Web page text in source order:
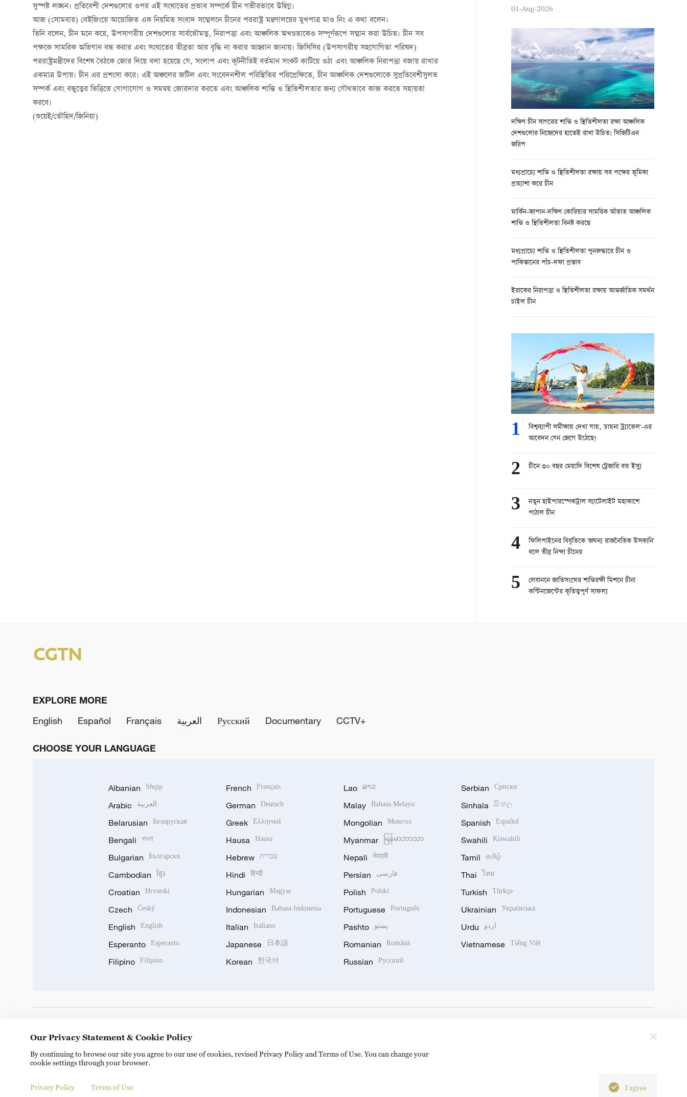
সুস্পষ্ট লঙ্ঘন। প্রতিবেশী দেশগুলোর ওপর এই সংঘাতের প্রভাব সম্পর্কে চীন গভীরভাবে উদ্বিগ্ন।
আজ (সোমবার) বেইজিংয়ে আয়োজিত এক নিয়মিত সংবাদ সম্মেলনে চীনের পররাষ্ট্র মন্ত্রণালয়ের মুখপাত্র মাও নিং এ কথা বলেন।
তিনি বলেন, চীন মনে করে, উপসাগরীয় দেশগুলোর সার্বভৌমত্ব, নিরাপত্তা এবং আঞ্চলিক অখণ্ডতাকেও সম্পূর্ণরূপে সম্মান করা উচিত। চীন সব
পক্ষকে সামরিক অভিযান বন্ধ করার এবং সংঘাতের তীব্রতা আর বৃদ্ধি না করার আহ্বান জানায়। জিসিসির (উপসাগরীয় সহযোগিতা পরিষদ)
পররাষ্ট্রমন্ত্রীদের বিশেষ বৈঠকে জোর দিয়ে বলা হয়েছে যে, সংলাপ এবং কূটনীতিই বর্তমান সংকট কাটিয়ে ওঠা এবং আঞ্চলিক নিরাপত্তা বজায় রাখার
একমাত্র উপায়। চীন এর প্রশংসা করে। এই অঞ্চলের জটিল এবং সংবেদনশীল পরিস্থিতির পরিপ্রেক্ষিতে, চীন আঞ্চলিক দেশগুলোকে সুপ্রতিবেশীসুলভ
সম্পর্ক এবং বন্ধুত্বের ভিত্তিতে যোগাযোগ ও সমন্বয় জোরদার করতে এবং আঞ্চলিক শান্তি ও স্থিতিশীলতার জন্য যৌথভাবে কাজ করতে সহায়তা
করবে।
(শুয়েই/তৌহিদ/জিনিয়া)
01-Aug-2026
দক্ষিণ চীন সাগরের শান্তি ও স্থিতিশীলতা রক্ষা আঞ্চলিক
দেশগুলোর নিজেদের হাতেই রাখা উচিত: সিজিটিএন
জরিপ
মধ্যপ্রাচ্যে শান্তি ও স্থিতিশীলতা রক্ষায় সব পক্ষের ভূমিকা
প্রত্যাশা করে চীন
মার্কিন-জাপান-দক্ষিণ কোরিয়ার সামরিক আঁতাত আঞ্চলিক
শান্তি ও স্থিতিশীলতা বিনষ্ট করছে
মধ্যপ্রাচ্যে শান্তি ও স্থিতিশীলতা পুনরুদ্ধারে চীন ও
পাকিস্তানের পাঁচ-দফা প্রস্তাব
ইরাকের নিরাপত্তা ও স্থিতিশীলতা রক্ষায় আন্তর্জাতিক সমর্থন
চাইল চীন
1
বিশ্বব্যাপী সমীক্ষায় দেখা যায়, 'চায়না ট্র্যাভেল'-এর
আবেদন যেন জেগে উঠেছে!
2 চীনে ৩০ বছর মেয়াদি বিশেষ ট্রেজারি বন্ড ইস্যু
3
নতুন হাইপারস্পেকট্রাল স্যাটেলাইট মহাকাশে
পাঠাল চীন
4
ফিলিপাইনের বিবৃতিকে 'জঘন্য রাজনৈতিক উসকানি'
বলে তীব্র নিন্দা চীনের
5
লেবাননে জাতিসংঘের শান্তিরক্ষী মিশনে চীনা
কন্টিনজেন্টের কৃতিত্বপূর্ণ সাফল্য
EXPLORE MORE
English
Español Français العربية Русский Documentary CCTV+
CHOOSE YOUR LANGUAGE
Albanian Shqip
Arabic العربية
Belarusian Беларуская
Bengali বাংলা
Bulgarian Български
Cambodian ខ្មែរ
Croatian Hrvatski
Czech Český
English English
Esperanto Esperanto
Filipino Filipino
French Français
German Deutsch
Greek Ελληνικά
Hausa Hausa
Hebrew עברית
Hindi हिन्दी
Hungarian Magyar
Indonesian Bahasa Indonesia
Italian Italiano
Japanese 日本語
Korean 한국어
Lao ລາວ
Malay Bahasa Melayu
Mongolian Монгол
Myanmar မြန်မာဘာသာ
Nepali नेपाली
Persian فارسی
Polish Polski
Portuguese Português
Pashto پښتو
Romanian Română
Russian Русский
Serbian Српски
Sinhala සිංහල
Spanish Español
Swahili Kiswahili
Tamil தமிழ்
Thai ไทย
Turkish Türkçe
Ukrainian Українська
Urdu اردو
Vietnamese Tiếng Việt
Copyright © 2024 CGTN. 京ICP备20000184号
Our Privacy Statement & Cookie Policy
By continuing to browse our site you agree to our use of cookies, revised Privacy Policy and Terms of Use. You can change your
cookie settings through your browser.
Privacy Policy Terms of Use I agree